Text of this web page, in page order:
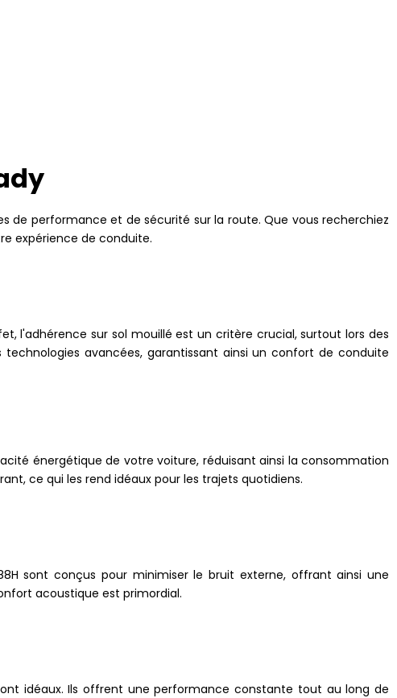
de performance et de sécurité sur la route. Que vous recherchiez
expérience de conduite.
l'adhérence sur sol mouillé est un critère crucial, surtout lors des
avancées, garantissant ainsi un confort de conduite
énergétique de votre voiture, réduisant ainsi la consommation
ce qui les rend idéaux pour les trajets quotidiens.
sont conçus pour minimiser le bruit externe, offrant ainsi une
acoustique est primordial.
idéaux. Ils offrent une performance constante tout au long de